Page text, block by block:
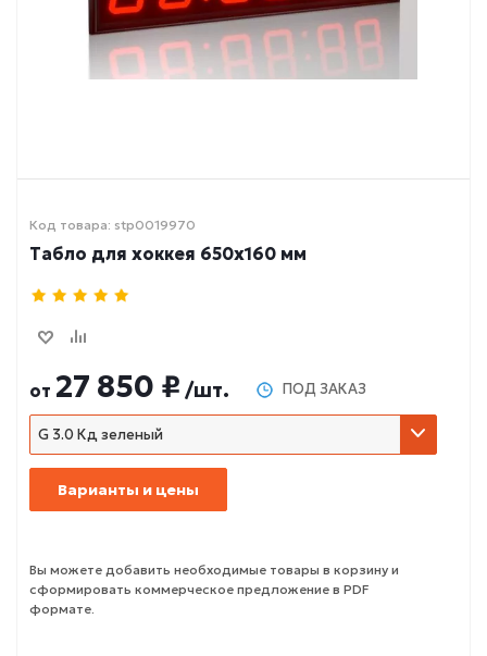
Код товара: stp0019970
Табло для хоккея 650x160 мм
от 27 850 ₽ /шт. ПОД ЗАКАЗ
G 3.0 Кд зеленый
Варианты и цены
Вы можете добавить необходимые товары в корзину и
сформировать коммерческое предложение в PDF
формате.